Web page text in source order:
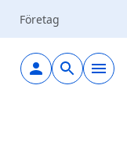
Företag